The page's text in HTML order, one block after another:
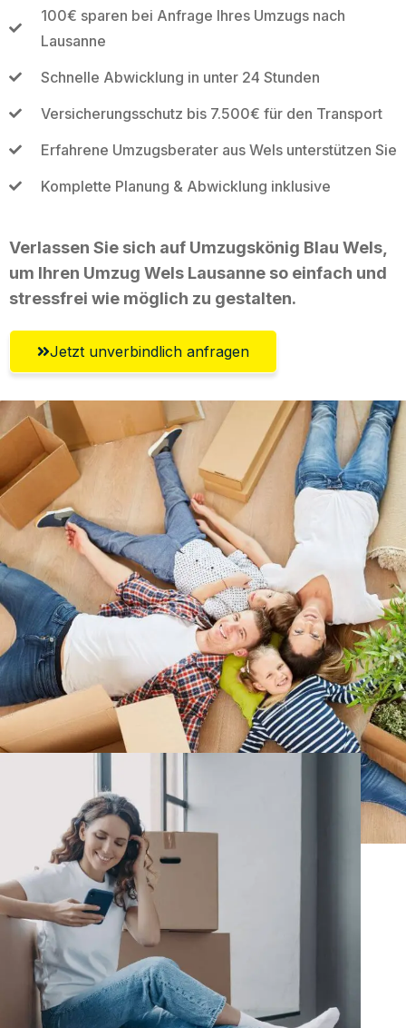
100€ sparen bei Anfrage Ihres Umzugs nach
Lausanne
Schnelle Abwicklung in unter 24 Stunden
Versicherungsschutz bis 7.500€ für den Transport
Erfahrene Umzugsberater aus Wels unterstützen Sie
Komplette Planung & Abwicklung inklusive
Verlassen Sie sich auf Umzugskönig Blau Wels,
um Ihren Umzug Wels Lausanne so einfach und
stressfrei wie möglich zu gestalten.
Jetzt unverbindlich anfragen